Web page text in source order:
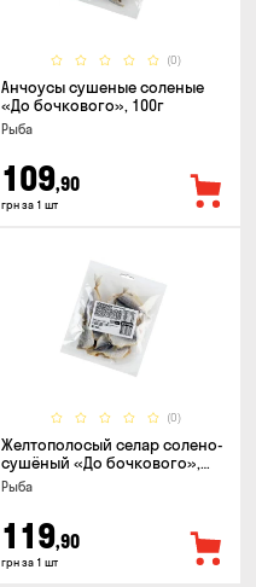
(0)
Анчоусы сушеные соленые
«До бочкового», 100г
Рыба
109,90
грн за 1 шт
(0)
Желтополосый селар солено-
сушёный «До бочкового»,
100г
Рыба
119,90
грн за 1 шт